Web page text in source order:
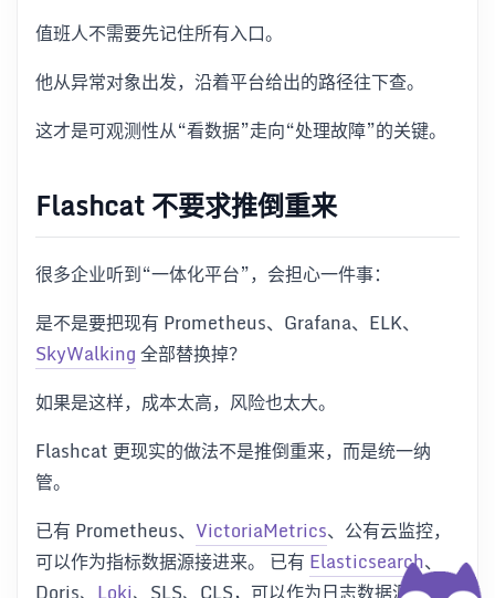
值班人不需要先记住所有入口。
他从异常对象出发，沿着平台给出的路径往下查。
这才是可观测性从“看数据”走向“处理故障”的关键。
Flashcat 不要求推倒重来
很多企业听到“一体化平台”，会担心一件事：
是不是要把现有 Prometheus、Grafana、ELK、
SkyWalking全部替换掉？
如果是这样，成本太高，风险也太大。
Flashcat 更现实的做法不是推倒重来，而是统一纳
管。
已有 Prometheus、 VictoriaMetrics、公有云监控，
可以作为指标数据源接进来。 已有 Elasticsearch、